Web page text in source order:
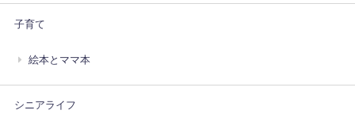
子育て
絵本とママ本
シニアライフ